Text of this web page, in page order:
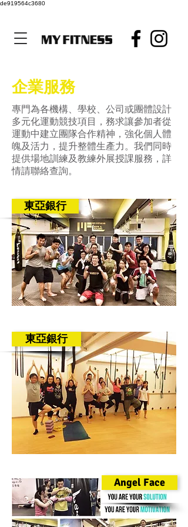
de919564c3680
企業服務
專門為各機構、學校、公司或團體設計
多元化運動競技項目，務求讓參加者從
運動中建立團隊合作精神，強化個人體
魄及活力，提升整體生產力。我們同時
提供場地訓練及教練外展授課服務，詳
情請聯絡查詢。
東亞銀行
東亞銀行
Angel Face